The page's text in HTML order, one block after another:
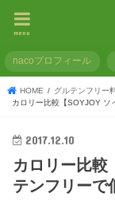
menu
nacoプロフィール
HOME グルテンフリー
カロリー比較【SOYJOY ソ
2017.12.10
カロリー比較
テンフリーで